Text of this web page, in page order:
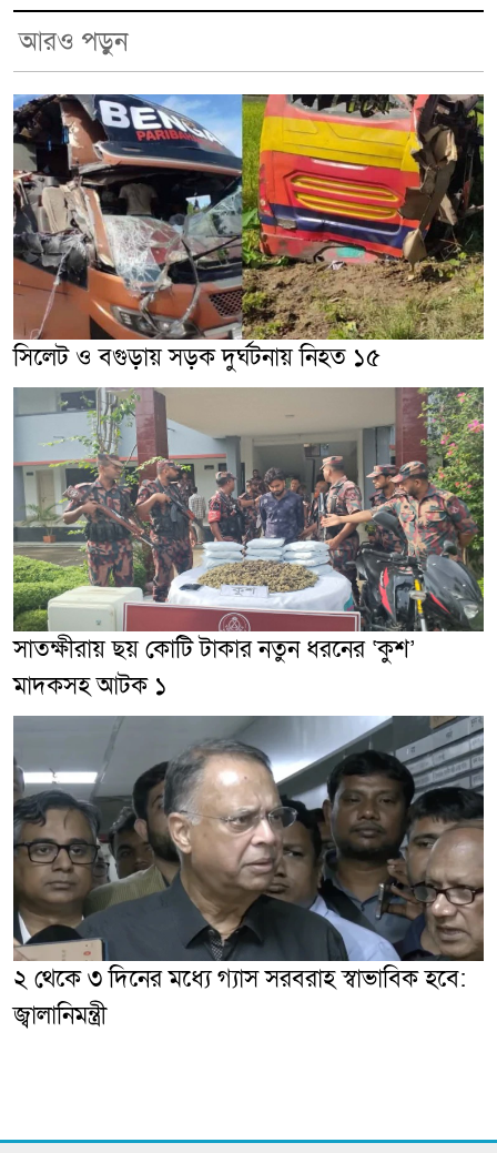
আরও পড়ুন
সিলেট ও বগুড়ায় সড়ক দুর্ঘটনায় নিহত ১৫
সাতক্ষীরায় ছয় কোটি টাকার নতুন ধরনের ‘কুশ’
মাদকসহ আটক ১
২ থেকে ৩ দিনের মধ্যে গ্যাস সরবরাহ স্বাভাবিক হবে:
জ্বালানিমন্ত্রী